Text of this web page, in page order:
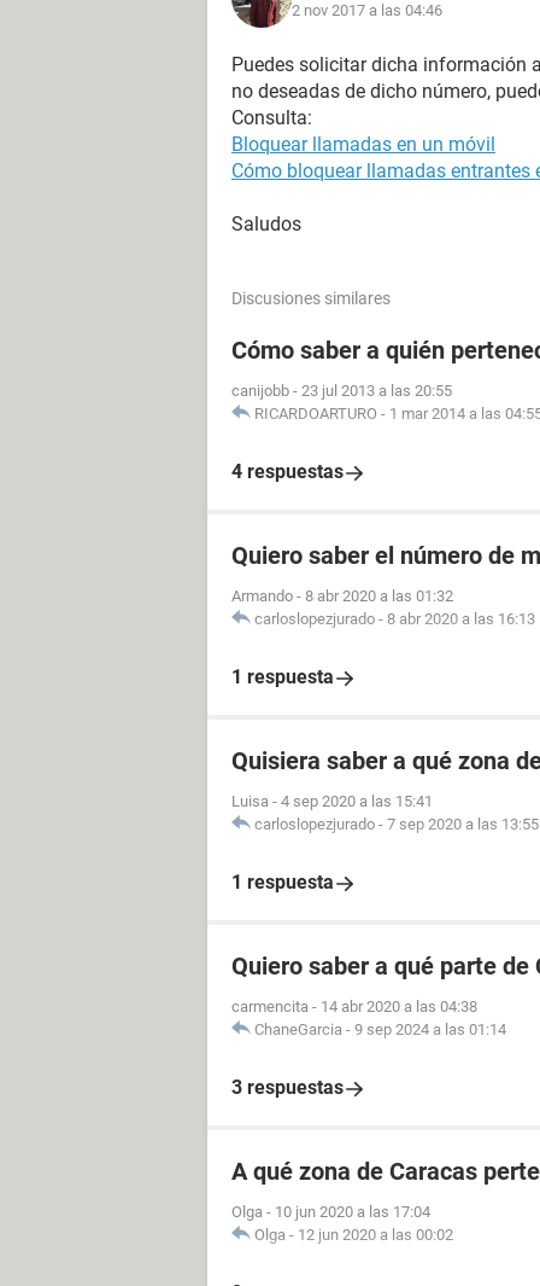
2 nov 2017 a las 04:46
Puedes solicitar dicha información
no deseadas de dicho número,
Consulta:
Bloquear llamadas en un móvil
Cómo bloquear llamadas entrantes
Saludos
Discusiones similares
Cómo saber a quién
canijobb - 23 jul 2013 a las 20:55
RICARDOARTURO - 1 mar 2014 a las
4 respuestas
Quiero saber el número de
Armando - 8 abr 2020 a las 01:32
carloslopezjurado - 8 abr 2020 a las 16:13
1 respuesta
Quisiera saber a qué zona
Luisa - 4 sep 2020 a las 15:41
carloslopezjurado - 7 sep 2020 a las 13:55
1 respuesta
Quiero saber a qué parte
carmencita - 14 abr 2020 a las 04:38
ChaneGarcia - 9 sep 2024 a las 01:14
3 respuestas
A qué zona de Caracas
Olga - 10 jun 2020 a las 17:04
Olga - 12 jun 2020 a las 00:02